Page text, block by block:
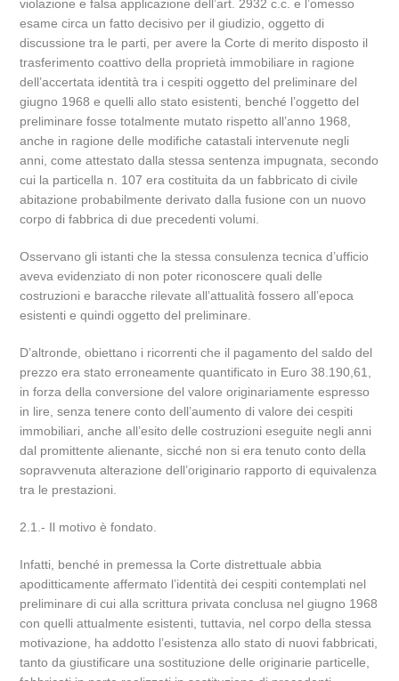
violazione e falsa applicazione dell’art. 2932 c.c. e l’omesso
esame circa un fatto decisivo per il giudizio, oggetto di
discussione tra le parti, per avere la Corte di merito disposto il
trasferimento coattivo della proprietà immobiliare in ragione
dell’accertata identità tra i cespiti oggetto del preliminare del
giugno 1968 e quelli allo stato esistenti, benché l’oggetto del
preliminare fosse totalmente mutato rispetto all’anno 1968,
anche in ragione delle modifiche catastali intervenute negli
anni, come attestato dalla stessa sentenza impugnata, secondo
cui la particella n. 107 era costituita da un fabbricato di civile
abitazione probabilmente derivato dalla fusione con un nuovo
corpo di fabbrica di due precedenti volumi.
Osservano gli istanti che la stessa consulenza tecnica d’ufficio
aveva evidenziato di non poter riconoscere quali delle
costruzioni e baracche rilevate all’attualità fossero all’epoca
esistenti e quindi oggetto del preliminare.
D’altronde, obiettano i ricorrenti che il pagamento del saldo del
prezzo era stato erroneamente quantificato in Euro 38.190,61,
in forza della conversione del valore originariamente espresso
in lire, senza tenere conto dell’aumento di valore dei cespiti
immobiliari, anche all’esito delle costruzioni eseguite negli anni
dal promittente alienante, sicché non si era tenuto conto della
sopravvenuta alterazione dell’originario rapporto di equivalenza
tra le prestazioni.
2.1.- Il motivo è fondato.
Infatti, benché in premessa la Corte distrettuale abbia
apoditticamente affermato l’identità dei cespiti contemplati nel
preliminare di cui alla scrittura privata conclusa nel giugno 1968
con quelli attualmente esistenti, tuttavia, nel corpo della stessa
motivazione, ha addotto l’esistenza allo stato di nuovi fabbricati,
tanto da giustificare una sostituzione delle originarie particelle,